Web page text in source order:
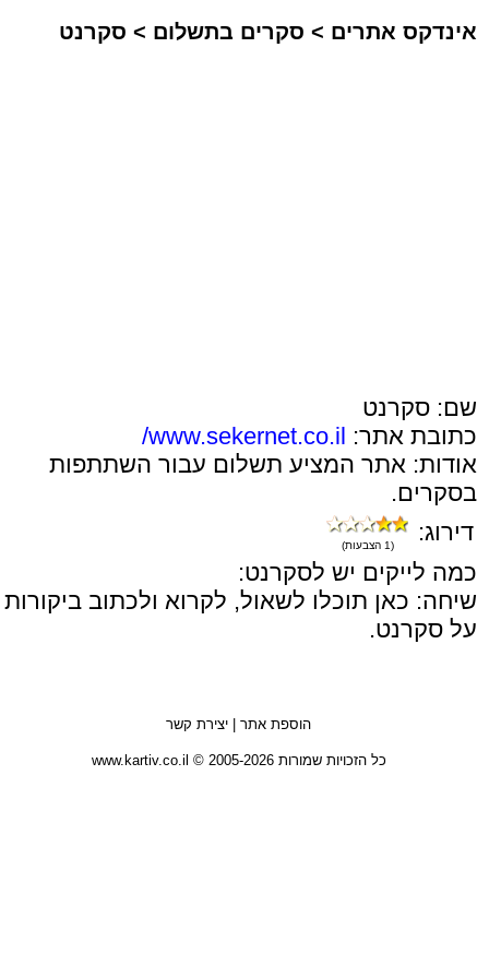
אינדקס אתרים > סקרים בתשלום > סקרנט
שם: סקרנט
כתובת אתר: www.sekernet.co.il/
אודות: אתר המציע תשלום עבור השתתפות
בסקרים.
דירוג:
(1 הצבעות)
כמה לייקים יש לסקרנט:
שיחה: כאן תוכלו לשאול, לקרוא ולכתוב ביקורות
על סקרנט.
הוספת אתר | יצירת קשר
כל הזכויות שמורות 2005-2026 © www.kartiv.co.il